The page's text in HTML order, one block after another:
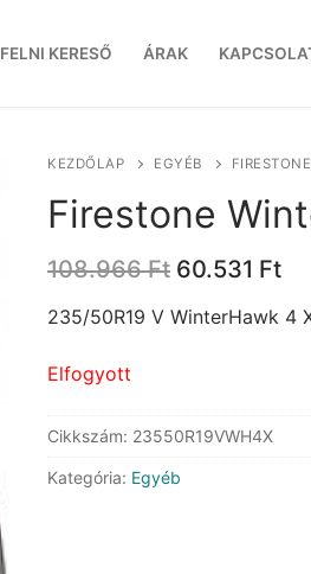
FELNI KERESŐ ÁRAK
KEZDŐLAP EGYÉB
Firestone
108.966Ft Original
was:
60.531 Ft
is:
235/50R19 V WinterHawk 4
Elfogyott
Cikkszám: 23550R19VWH4X
Kategória: Egyéb